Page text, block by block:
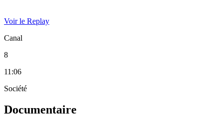
Voir le Replay
Canal
8
11:06
Société
Documentaire